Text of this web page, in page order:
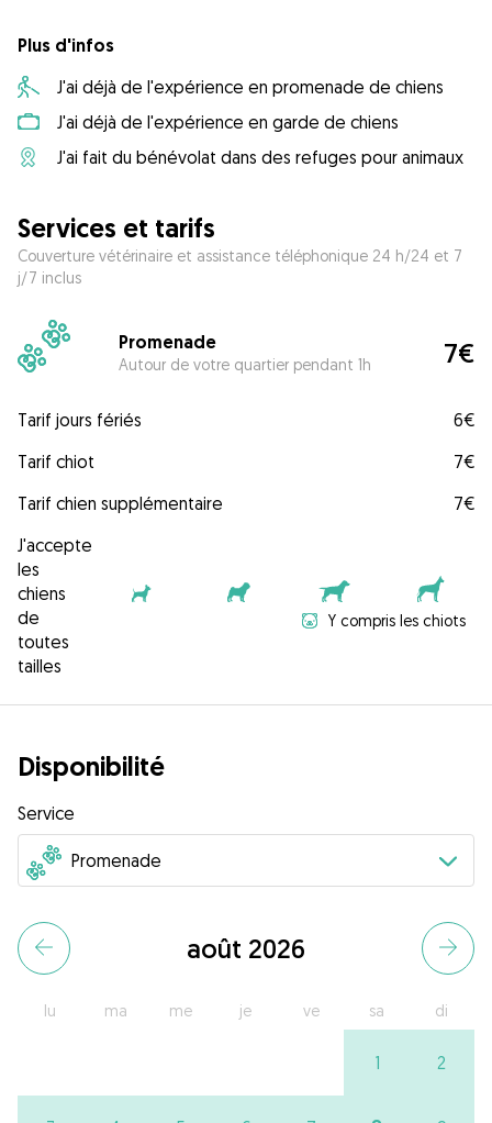
Plus d'infos
J'ai déjà de l'expérience en promenade de chiens
J'ai déjà de l'expérience en garde de chiens
J'ai fait du bénévolat dans des refuges pour animaux
Services et tarifs
Couverture vétérinaire et assistance téléphonique 24 h/24 et 7
j/7 inclus
Promenade
Autour de votre quartier pendant 1h 7€
Tarif jours fériés
6€
Tarif chiot
7€
Tarif chien supplémentaire
7€
J'accepte
les
chiens
de
toutes
tailles
Y compris les chiots
Disponibilité
Service
août 2026
lu ma me je ve sa di
1 2